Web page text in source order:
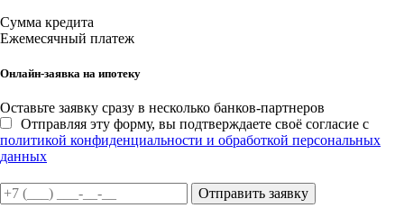
Сумма кредита
Ежемесячный платеж
Онлайн-заявка на ипотеку
Оставьте заявку сразу в несколько банков-партнеров
Отправляя эту форму, вы подтверждаете своё согласие с
политикой конфиденциальности и обработкой персональных
данных
Отправить заявку